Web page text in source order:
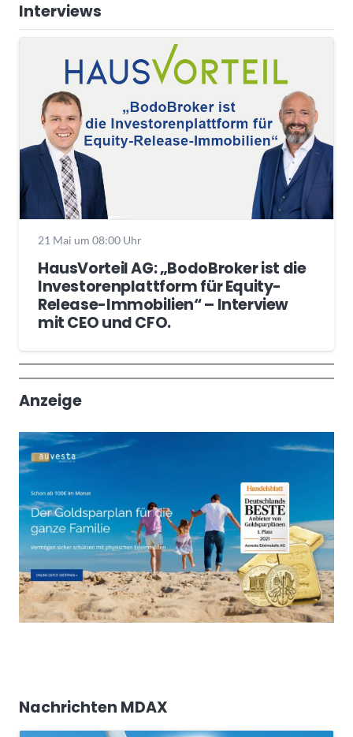
Interviews
21 Mai um 08:00 Uhr
HausVorteil AG: „BodoBroker ist die
Investorenplattform für Equity-
Release-Immobilien“ – Interview
mit CEO und CFO.
Wochenrückblick
Trendthemen
Anzeige
Nachrichten MDAX